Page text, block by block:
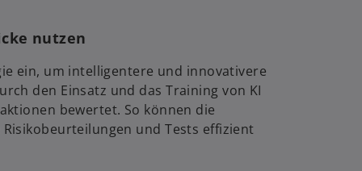
nutzen
ein, um intelligentere und innovativere
den Einsatz und das Training von KI
bewertet. So können die
und Tests effizient